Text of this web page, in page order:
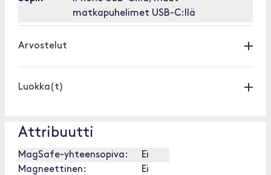
matkapuhelimet USB-C:llä
Arvostelut
Luokka(t)
Attribuutti
MagSafe-yhteensopiva:
Ei
Magneettinen:
Ei